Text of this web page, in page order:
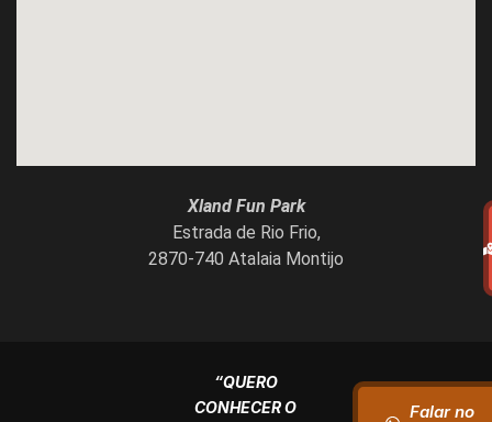
Xland Fun Park
Estrada de Rio Frio,
2870-740 Atalaia Montijo
“QUERO
CONHECER O
Falar no